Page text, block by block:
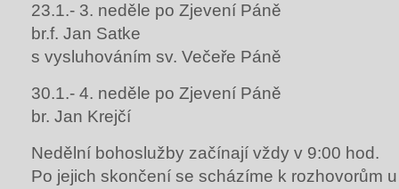
23.1.- 3. neděle po Zjevení Páně
br.f. Jan Satke
s vysluhováním sv. Večeře Páně
30.1.- 4. neděle po Zjevení Páně
br. Jan Krejčí
Nedělní bohoslužby začínají vždy v 9:00 hod.
Po jejich skončení se scházíme k rozhovorům